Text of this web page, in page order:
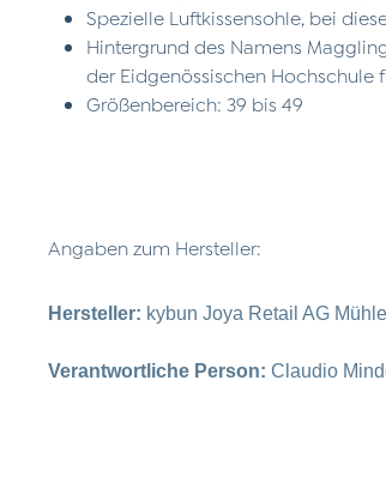
Spezielle Luftkissensohle, bei
Hintergrund des Namens
der Eidgenössischen Hochschule
Größenbereich: 39 bis 49
Angaben zum Hersteller:
Hersteller: kybun Joya Retail AG
Verantwortliche Person: Claudio